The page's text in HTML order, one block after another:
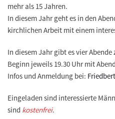
mehr als 15 Jahren.
In diesem Jahr geht es in den
kirchlichen Arbeit mit einem
In diesem Jahr gibt es vier
Beginn jeweils 19.30 Uhr mit
Infos und Anmeldung bei:
Eingeladen sind interessierte
sind kostenfrei.